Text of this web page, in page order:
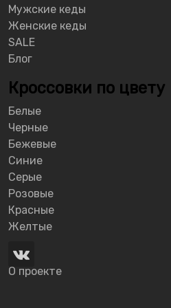
Мужские кеды
Женские кеды
SALE
Блог
Кроссовки по цвету
Белые
Черные
Бежевые
Синие
Серые
Розовые
Красные
Желтые
О проекте